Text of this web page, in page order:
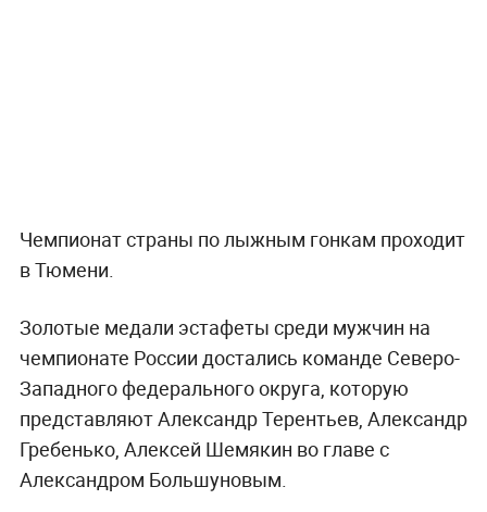
Чемпионат страны по лыжным гонкам проходит
в Тюмени.
Золотые медали эстафеты среди мужчин на
чемпионате России достались команде Северо-
Западного федерального округа, которую
представляют Александр Терентьев, Александр
Гребенько, Алексей Шемякин во главе с
Александром Большуновым.